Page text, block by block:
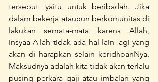
tersebut, yaitu untuk beribadah. Jika
dalam bekerja ataupun berkomunitas di
lakukan semata-mata karena Allah,
insyaa Allah tidak ada hal lain lagi yang
akan di harapkan selain keridhoanNya.
Maksudnya adalah kita tidak akan terlalu
pusing perkara gaji atau imbalan yang